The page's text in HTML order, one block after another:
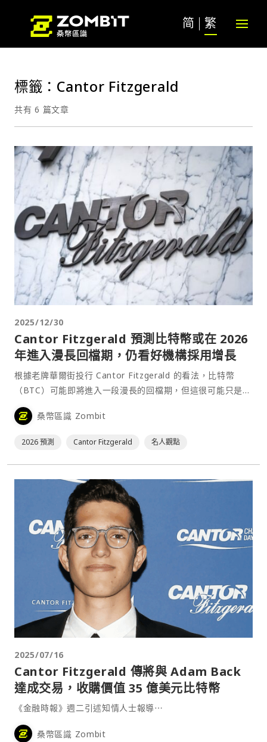
简 繁
標籤：Cantor Fitzgerald
共有 6 篇文章
2025/12/30
Cantor Fitzgerald 預測比特幣或在 2026
年進入漫長回檔期，仍看好機構採用增長
根據老牌華爾街投行 Cantor Fitzgerald 的看法，比特幣
（BTC）可能即將進入一段漫長的回檔期，但這很可能只是加
密產業邁向更穩定、機構主導階段的前奏。⋯
桑幣區識 Zombit
2026 預測 Cantor Fitzgerald 名人觀點
2025/07/16
Cantor Fitzgerald 傳將與 Adam Back
達成交易，收購價值 35 億美元比特幣
《金融時報》週二引述知情人士報導⋯
桑幣區識 Zombit